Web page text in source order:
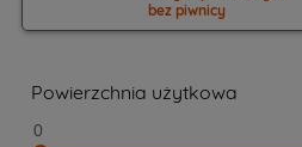
bez piwnicy
Powierzchnia użytkowa
0